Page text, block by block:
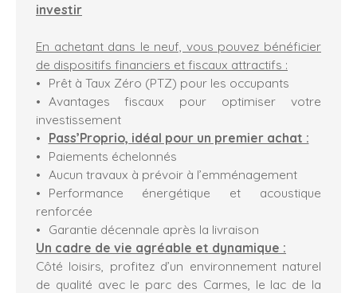
investir
En achetant dans le neuf, vous pouvez bénéficier
de dispositifs financiers et fiscaux attractifs :
Prêt à Taux Zéro (PTZ) pour les occupants
Avantages fiscaux pour optimiser votre
investissement
Pass’Proprio, idéal pour un premier achat :
Paiements échelonnés
Aucun travaux à prévoir à l’emménagement
Performance énergétique et acoustique
renforcée
Garantie décennale après la livraison
Un cadre de vie agréable et dynamique :
Côté loisirs, profitez d’un environnement naturel
de qualité avec le parc des Carmes, le lac de la